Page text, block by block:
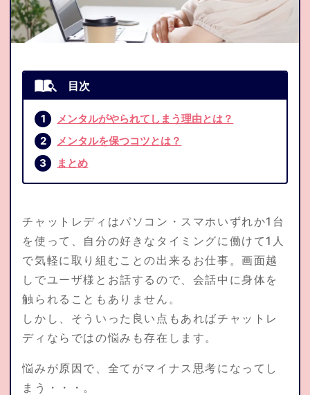
応募資格
よくある質問集
トピックス
通勤応募
在宅仮登録 通勤応募
メンタルがやられてしまう理由とは？
メンタルを保つコツとは？
まとめ
チャットレディはパソコン・スマホいずれか1台
を使って、自分の好きなタイミングに働けて1人
で気軽に取り組むことの出来るお仕事。画面越
しでユーザ様とお話するので、会話中に身体を
触られることもありません。
しかし、そういった良い点もあればチャットレ
ディならではの悩みも存在します。
悩みが原因で、全てがマイナス思考になってし
まう・・・。